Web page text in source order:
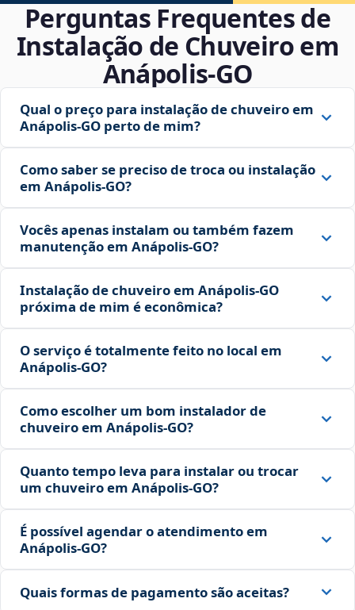
Perguntas Frequentes de
Instalação de Chuveiro em
Anápolis‑GO
Qual o preço para instalação de chuveiro em
Anápolis‑GO perto de mim?
Como saber se preciso de troca ou instalação
em Anápolis‑GO?
Vocês apenas instalam ou também fazem
manutenção em Anápolis‑GO?
Instalação de chuveiro em Anápolis‑GO
próxima de mim é econômica?
O serviço é totalmente feito no local em
Anápolis‑GO?
Como escolher um bom instalador de
chuveiro em Anápolis‑GO?
Quanto tempo leva para instalar ou trocar
um chuveiro em Anápolis‑GO?
É possível agendar o atendimento em
Anápolis‑GO?
Quais formas de pagamento são aceitas?